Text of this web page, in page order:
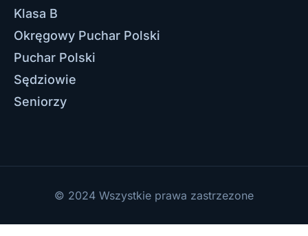
Klasa B
Okręgowy Puchar Polski
Puchar Polski
Sędziowie
Seniorzy
© 2024 Wszystkie prawa zastrzezone